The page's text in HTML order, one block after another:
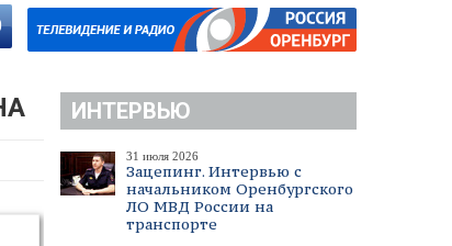
ИНТЕРВЬЮ
31 июля 2026
Зацепинг. Интервью с
начальником Оренбургского
ЛО МВД России на
транспорте